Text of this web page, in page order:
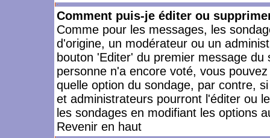
Comment puis-je éditer ou
Comme pour les messages, les
d'origine, un modérateur ou un
bouton 'Editer' du premier message
personne n'a encore voté, vous
quelle option du sondage, par contre,
et administrateurs pourront l'éditer ou
les sondages en modifiant les options
Revenir en haut